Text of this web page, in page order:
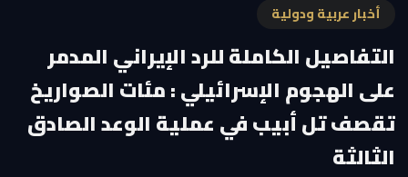
أخبار عربية ودولية
التفاصيل الكاملة للرد الإيراني المدمر
على الهجوم الإسرائيلي : مئات الصواريخ
تقصف تل أبيب في عملية الوعد الصادق
الثالثة